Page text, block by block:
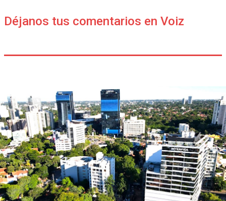
Déjanos tus comentarios en Voiz